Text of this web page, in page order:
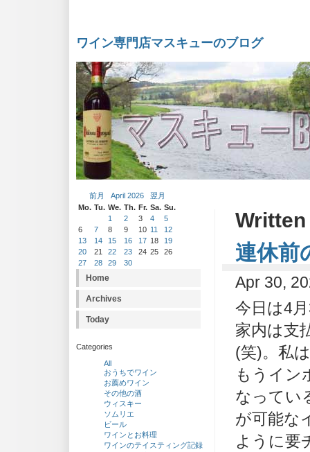
ワイン専門店マスキューのブログ
前月 April 2026
翌月
Mo. Tu. We. Th. Fr. Sa. Su.
1
2 3 4
5
6
7 8 9 10 11
12
13
14 15 16 17 18
19
20
21 22 23 24 25
26
27
28 29 30
Home
Archives
Today
Categories
All
おうちでワイン
お薦めワイン
その他の酒
ウィスキー
ソムリエ
ビール
ワインとお料理
ワインのテイスティング記録
Written
連休前
Apr 30,
今日は4
家内は支
(笑)。私
もうイン
なってい
が可能な
ように要